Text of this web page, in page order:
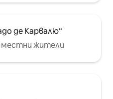
де Карвалю“
местни жители